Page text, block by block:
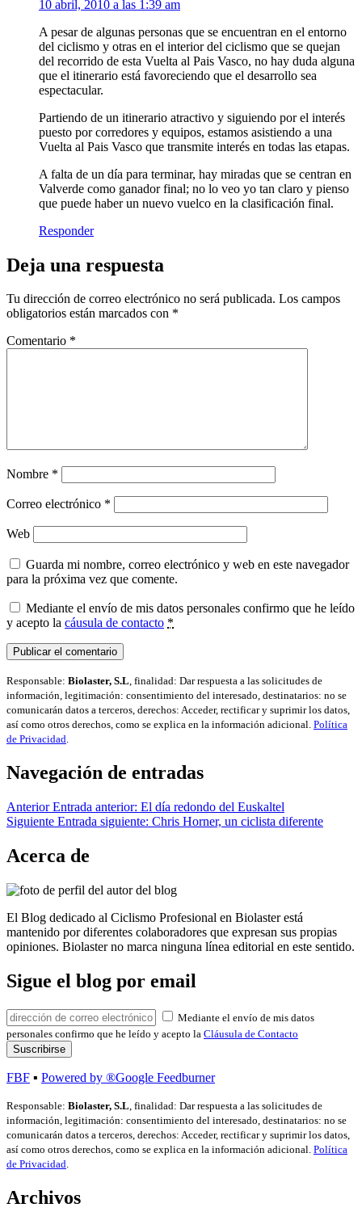
10 abril, 2010 a las 1:39 am
A pesar de algunas personas que se encuentran en el entorno
del ciclismo y otras en el interior del ciclismo que se quejan
del recorrido de esta Vuelta al Pais Vasco, no hay duda alguna
que el itinerario está favoreciendo que el desarrollo sea
espectacular.
Partiendo de un itinerario atractivo y siguiendo por el interés
puesto por corredores y equipos, estamos asistiendo a una
Vuelta al Pais Vasco que transmite interés en todas las etapas.
A falta de un día para terminar, hay miradas que se centran en
Valverde como ganador final; no lo veo yo tan claro y pienso
que puede haber un nuevo vuelco en la clasificación final.
Responder
Deja una respuesta
Tu dirección de correo electrónico no será publicada. Los campos
obligatorios están marcados con *
Comentario *
Nombre *
Correo electrónico *
Web
Guarda mi nombre, correo electrónico y web en este navegador
para la próxima vez que comente.
Mediante el envío de mis datos personales confirmo que he leído
y acepto la cáusula de contacto *
Responsable: Biolaster, S.L, finalidad: Dar respuesta a las solicitudes de
información, legitimación: consentimiento del interesado, destinatarios: no se
comunicarán datos a terceros, derechos: Acceder, rectificar y suprimir los datos,
así como otros derechos, como se explica en la información adicional. Política
de Privacidad.
Navegación de entradas
Anterior Entrada anterior: El día redondo del Euskaltel
Siguiente Entrada siguiente: Chris Horner, un ciclista diferente
Acerca de
El Blog dedicado al Ciclismo Profesional en Biolaster está
mantenido por diferentes colaboradores que expresan sus propias
opiniones. Biolaster no marca ninguna línea editorial en este sentido.
Sigue el blog por email
Mediante el envío de mis datos
personales confirmo que he leído y acepto la Cláusula de Contacto
FBF ▪ Powered by ®Google Feedburner
Responsable: Biolaster, S.L , finalidad: Dar respuesta a las solicitudes de
información, legitimación: consentimiento del interesado, destinatarios: no se
comunicarán datos a terceros, derechos: Acceder, rectificar y suprimir los datos,
así como otros derechos, como se explica en la información adicional. Política
de Privacidad
Archivos